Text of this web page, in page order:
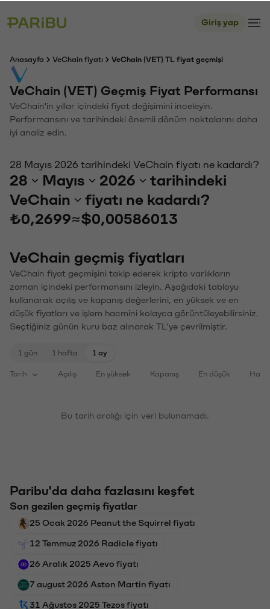
Giriş yap
Anasayfa VeChain fiyatı VeChain (VET) TL fiyat geçmişi
VeChain (VET) Geçmiş Fiyat Performansı
VeChain'in yıllar içindeki fiyat değişimini inceleyin.
Performansını ve tarihindeki önemli dönüm noktalarını daha
iyi analiz edin.
28 Mayıs 2026 tarihindeki VeChain fiyatı ne kadardı?
28 Mayıs 2026
tarihindeki
VeChain
fiyatı ne kadardı?
₺0,2699≈$0,00586013
VeChain geçmiş fiyatları
VeChain fiyat geçmişini takip ederek kripto varlıkların
zaman içindeki performansını izleyin. Aşağıdaki tabloyu
kullanarak açılış ve kapanış değerlerini, en yüksek ve en
düşük fiyatları ve işlem hacmini kolayca görüntüleyebilirsiniz.
Seçtiğiniz günün kuru baz alınarak TL'ye çevrilmiştir.
1 gün 1 hafta 1 ay
Tarih Açılış En yüksek Kapanış En düşük
Bu tarih aralığı için veri bulunamadı.
Paribu'da daha fazlasını keşfet
Son gezilen geçmiş fiyatlar
25 Ocak 2026 Peanut the Squirrel fiyatı
12 Temmuz 2026 Radicle fiyatı
26 Aralık 2025 Aevo fiyatı
7 august 2026 Aston Martin fiyatı
31 Ağustos 2025 Tezos fiyatı